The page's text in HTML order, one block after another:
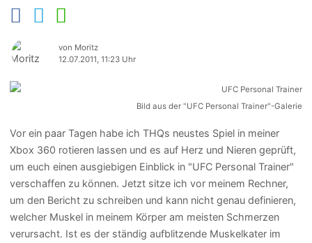
von Moritz
12.07.2011, 11:23 Uhr
Bild aus der "UFC Personal Trainer"-Galerie
Vor ein paar Tagen habe ich THQs neustes Spiel in meiner
Xbox 360 rotieren lassen und es auf Herz und Nieren geprüft,
um euch einen ausgiebigen Einblick in "UFC Personal Trainer"
verschaffen zu können. Jetzt sitze ich vor meinem Rechner,
um den Bericht zu schreiben und kann nicht genau definieren,
welcher Muskel in meinem Körper am meisten Schmerzen
verursacht. Ist es der ständig aufblitzende Muskelkater im